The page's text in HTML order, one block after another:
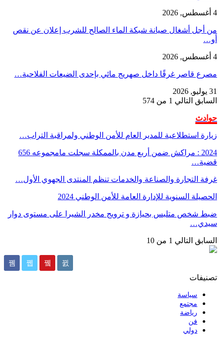
4 أغسطس, 2026
من أجل أشغال صيانة شبكة الماء الصالح للشرب إعلان عن نقص
أو…
4 أغسطس, 2026
مصرع قاصر غرقًا داخل صهريج مائي بإحدى الضيعات الفلاحية…
31 يوليو, 2026
السابق التالي 1 من 574
حوادث
زيارة استطلاعية للمدير العام للأمن الوطني ولمراقبة التراب…
2024 : مراكش ضمن أربع مدن بالممكلة سجلت مامجموعه 656
قضية…
غرفة التجارة والصناعة والخدمات تنظم المنتدى الجهوي الأول…
الحصيلة السنوية للإدارة العامة للأمن الوطني 2024
ضبط شخص متلبس بحيازة و ترويج مخدر الشيرا على مستوى دوار
سيدي…
السابق التالي 1 من 10
تصنيفات
سياسة
مجتمع
رياضة
فن
دولي